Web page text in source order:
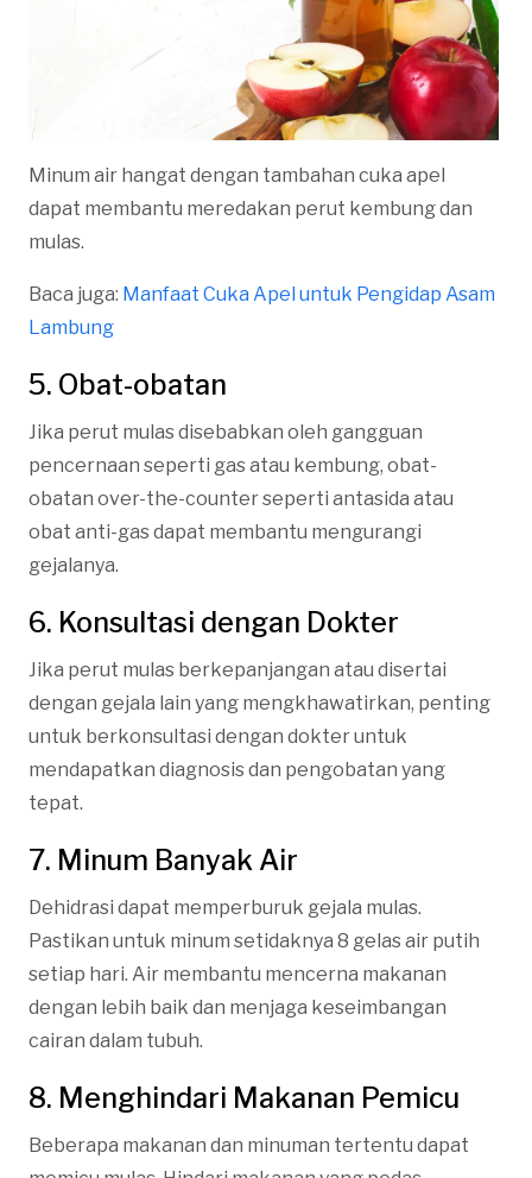
Minum air hangat dengan tambahan cuka apel
dapat membantu meredakan perut kembung dan
mulas.
Baca juga: Manfaat Cuka Apel untuk Pengidap Asam
Lambung
5. Obat-obatan
Jika perut mulas disebabkan oleh gangguan
pencernaan seperti gas atau kembung, obat-
obatan over-the-counter seperti antasida atau
obat anti-gas dapat membantu mengurangi
gejalanya.
6. Konsultasi dengan Dokter
Jika perut mulas berkepanjangan atau disertai
dengan gejala lain yang mengkhawatirkan, penting
untuk berkonsultasi dengan dokter untuk
mendapatkan diagnosis dan pengobatan yang
tepat.
7. Minum Banyak Air
Dehidrasi dapat memperburuk gejala mulas.
Pastikan untuk minum setidaknya 8 gelas air putih
setiap hari. Air membantu mencerna makanan
dengan lebih baik dan menjaga keseimbangan
cairan dalam tubuh.
8. Menghindari Makanan Pemicu
Beberapa makanan dan minuman tertentu dapat